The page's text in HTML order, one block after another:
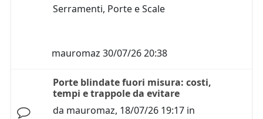
Serramenti, Porte e Scale
mauromaz 30/07/26 20:38
Porte blindate fuori misura: costi,
tempi e trappole da evitare
da mauromaz, 18/07/26 19:17 in